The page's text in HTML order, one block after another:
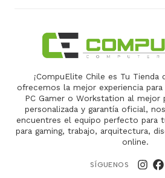
¡CompuElite Chile es Tu Tienda
ofrecemos la mejor experiencia
PC Gamer o Workstation al mejor
personalizada y garantía oficial,
encuentres el equipo perfecto para
para gaming, trabajo, arquitectura,
online.
SÍGUENOS